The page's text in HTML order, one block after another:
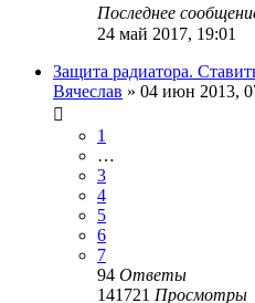
Последнее
24 май 2017, 19:01
Защита радиатора.
Вячеслав » 04 июн 2013,
1
…
3
4
5
6
7
94 Ответы
141721 Просмотры